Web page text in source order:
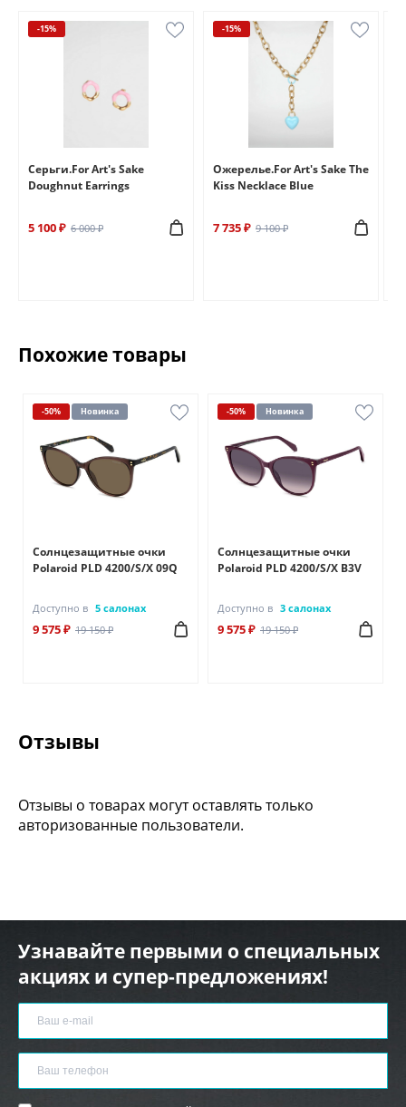
-15%
Серьги.For Art's Sake
Doughnut Earrings
5 100 ₽ 6 000 ₽
-15%
Ожерелье.For Art's Sake The
Kiss Necklace Blue
7 735 ₽ 9 100 ₽
Похожие товары
-50% Новинка
Солнцезащитные очки
Polaroid PLD 4200/S/X 09Q
Доступно в 5 салонах
9 575 ₽ 19 150 ₽
-50% Новинка
Солнцезащитные очки
Polaroid PLD 4200/S/X B3V
Доступно в 3 салонах
9 575 ₽ 19 150 ₽
Отзывы
Отзывы о товарах могут оставлять только
авторизованные пользователи.
Узнавайте первыми о специальных
акциях и супер-предложениях!